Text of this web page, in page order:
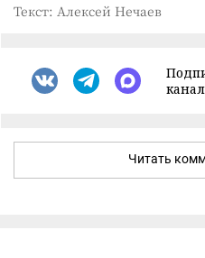
Текст: Алексей Нечаев
Читать